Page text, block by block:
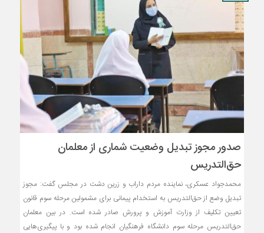
صدور مجوز تبدیل وضعیت شماری از معلمان
حق‌التدریس
محمدجواد عسکری، نماینده مردم داراب و زرین دشت در مجلس گفت: مجوز
تبدیل وضع از حق‌التدریس به استخدام پیمانی برای مشمولین مرحله سوم قانون
تعیین تکلیف از وزارت آموزش و پرورش صادر شده است. در بین معلمان
حق‌التدریس مرحله سوم دانشگاه فرهنگیان انجام شده بود و با پیگیری‌هایی